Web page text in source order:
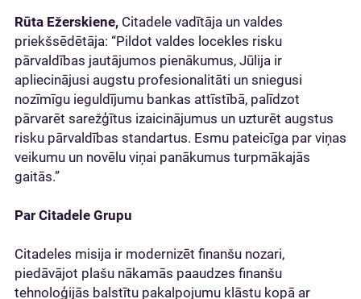
Rūta Ežerskiene, Citadele vadītāja un valdes
priekšsēdētāja: “Pildot valdes locekles risku
pārvaldības jautājumos pienākumus, Jūlija ir
apliecinājusi augstu profesionalitāti un sniegusi
nozīmīgu ieguldījumu bankas attīstībā, palīdzot
pārvarēt sarežģītus izaicinājumus un uzturēt augstus
risku pārvaldības standartus. Esmu pateicīga par viņas
veikumu un novēlu viņai panākumus turpmākajās
gaitās.”
Par Citadele Grupu
Citadeles misija ir modernizēt finanšu nozari,
piedāvājot plašu nākamās paaudzes finanšu
tehnoloģijās balstītu pakalpojumu klāstu kopā ar